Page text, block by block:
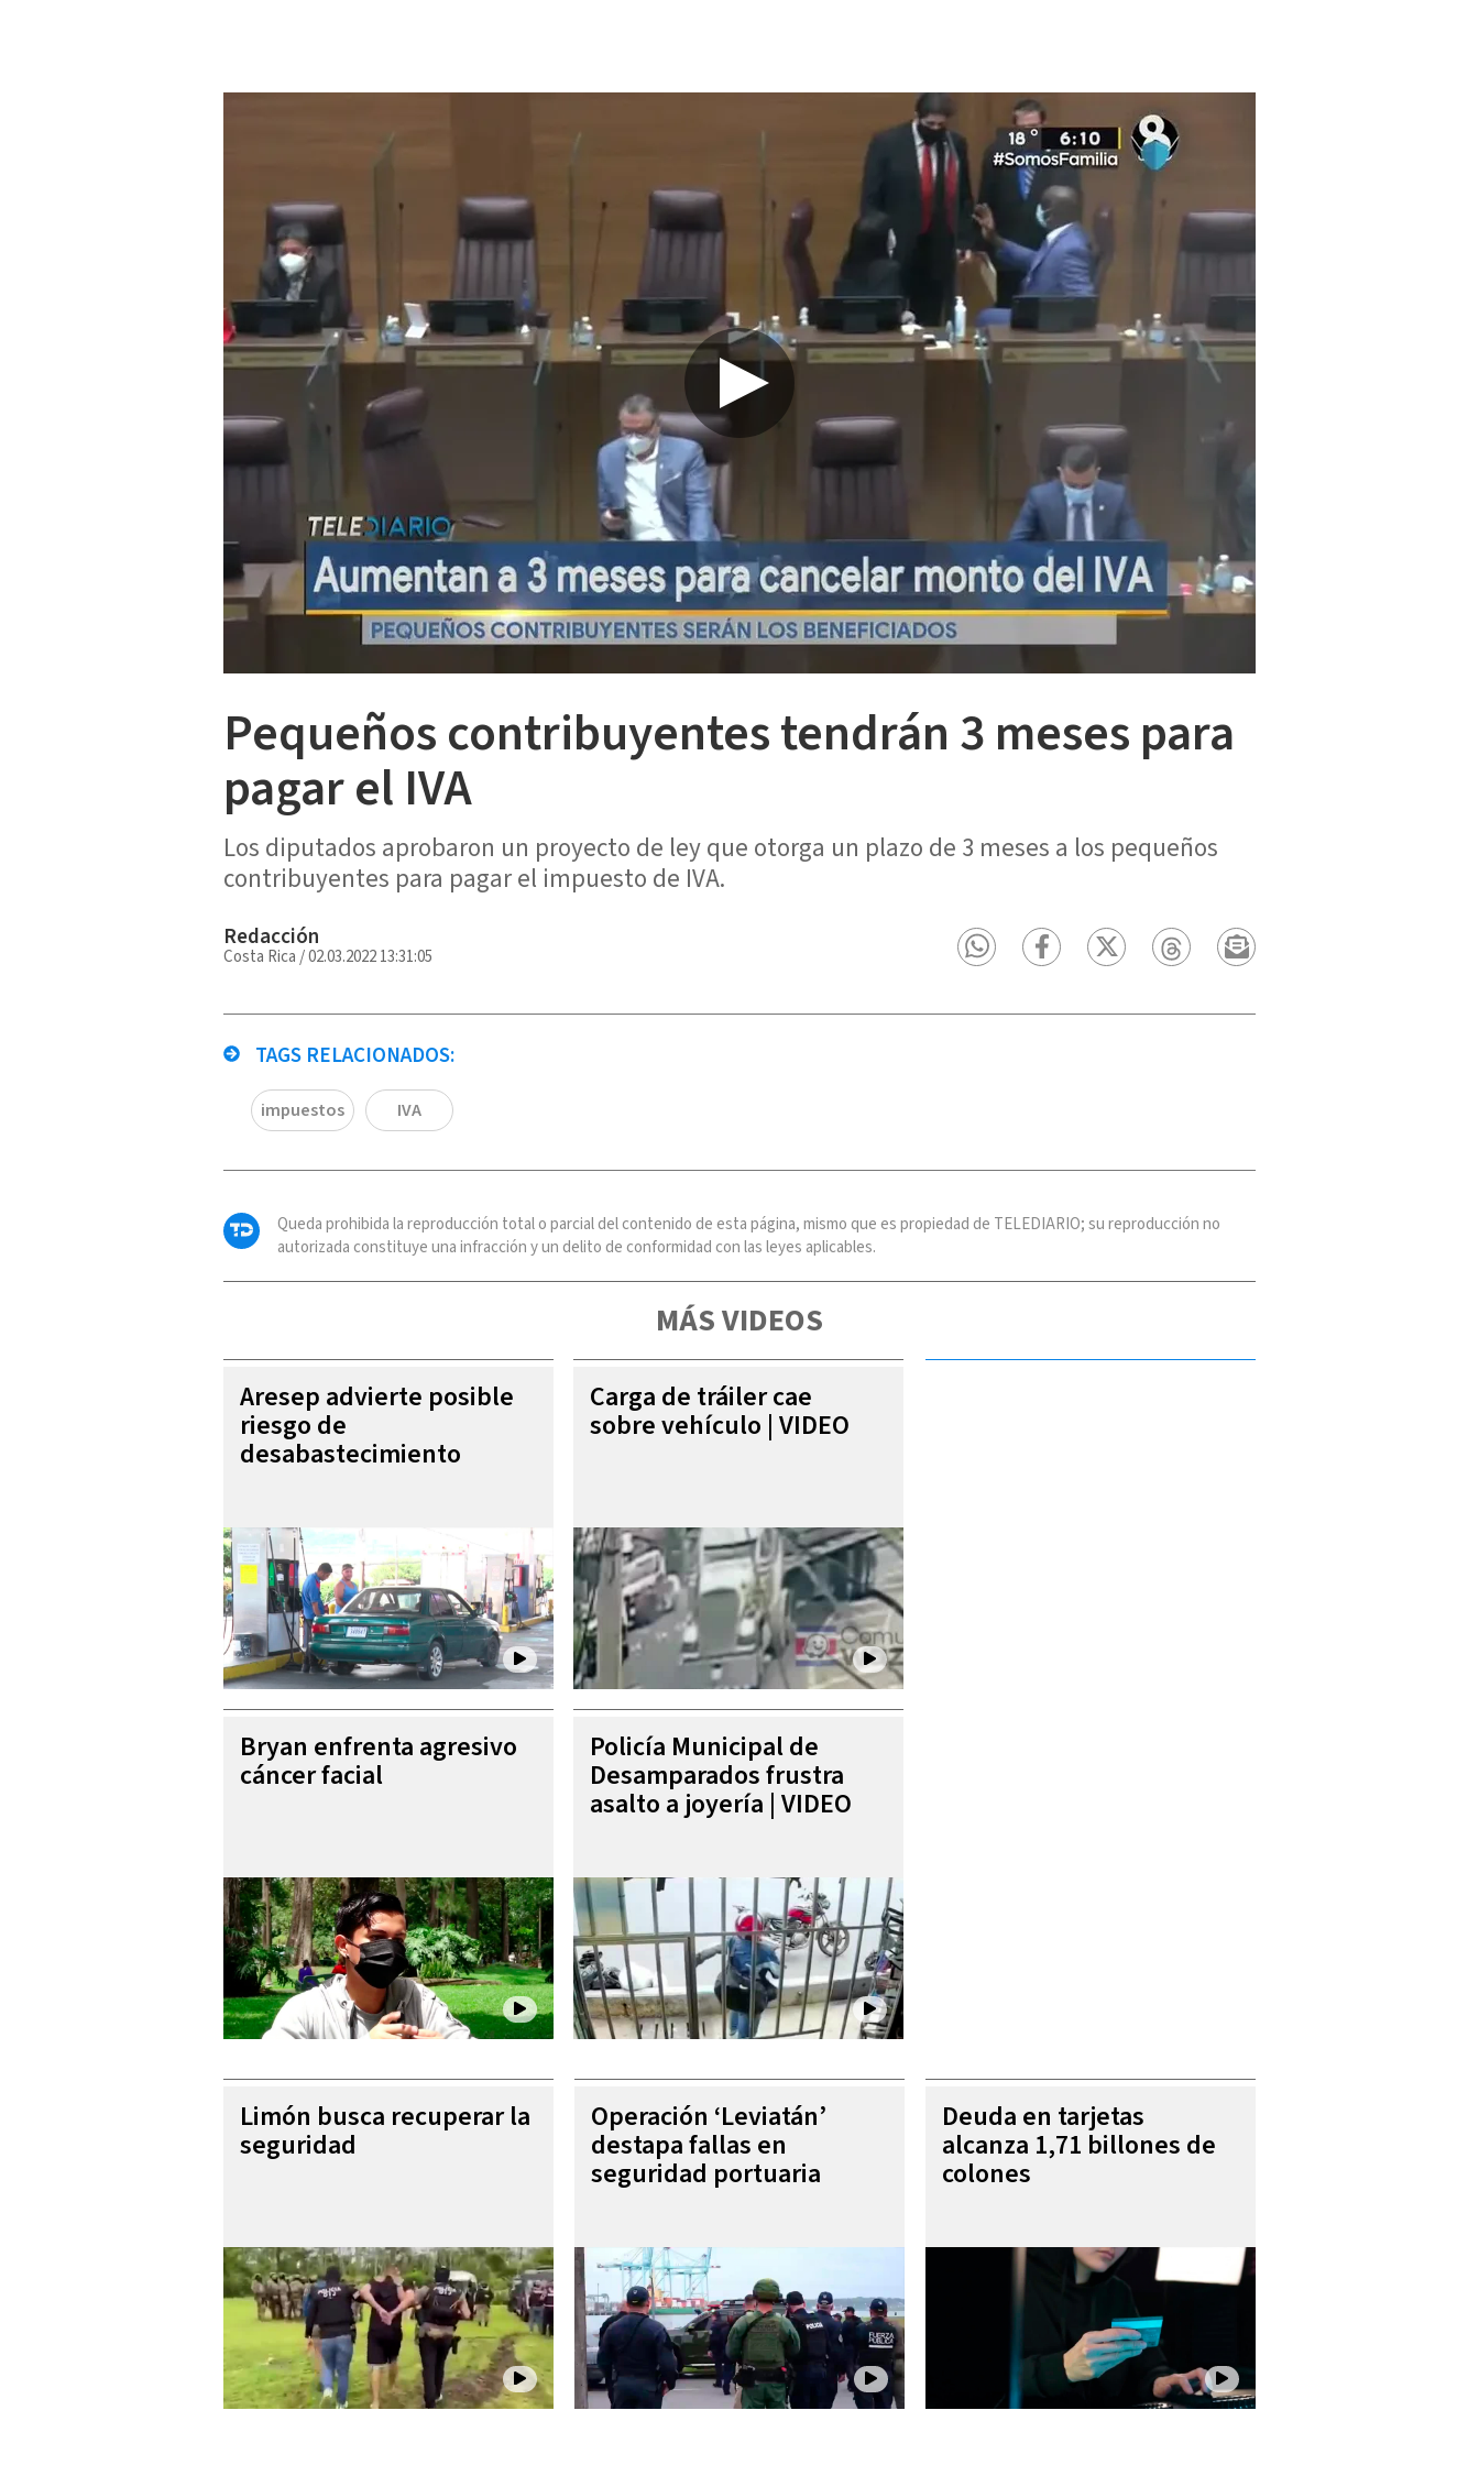
Pequeños contribuyentes tendrán 3 meses para
pagar el IVA
Los diputados aprobaron un proyecto de ley que otorga un plazo de 3 meses a los pequeños
contribuyentes para pagar el impuesto de IVA.
Redacción
Costa Rica /02.03.2022 13:31:05
TAGS RELACIONADOS:
impuestos IVA
Queda prohibida la reproducción total o parcial del contenido de esta página, mismo que es propiedad de TELEDIARIO; su reproducción no
autorizada constituye una infracción y un delito de conformidad con las leyes aplicables.
MÁS VIDEOS
Aresep advierte posible
riesgo de
desabastecimiento
Carga de tráiler cae
sobre vehículo | VIDEO
Bryan enfrenta agresivo
cáncer facial
Policía Municipal de
Desamparados frustra
asalto a joyería | VIDEO
Limón busca recuperar la
seguridad
Operación ‘Leviatán’
destapa fallas en
seguridad portuaria
Deuda en tarjetas
alcanza 1,71 billones de
colones